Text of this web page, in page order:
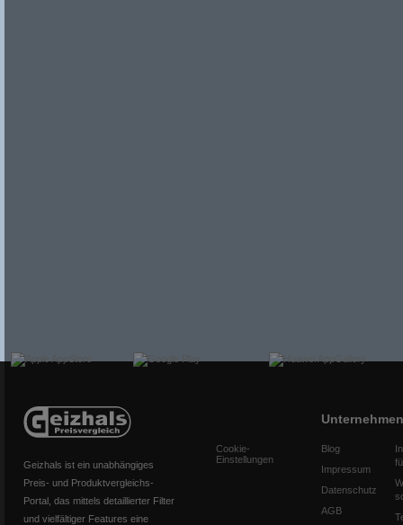
Geizhals ist ein unabhängiges
Preis- und Produktvergleichs-
Portal, das mittels detaillierter Filter
und vielfältiger Features eine
Cookie-
Einstellungen
Unternehmen
Blog
Impressum
Datenschutz
AGB